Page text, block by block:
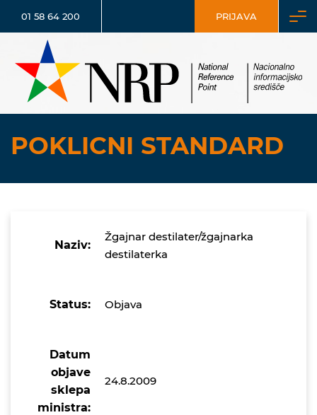
01 58 64 200 PRIJAVA
POKLICNI STANDARD
Naziv:
Žgajnar destilater/žgajnarka
destilaterka
Status: Objava
Datum
objave
sklepa
ministra:
24.8.2009